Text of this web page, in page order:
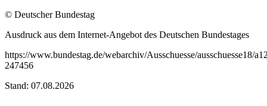
© Deutscher Bundestag
Ausdruck aus dem Internet-Angebot des Deutschen Bundestages
https://www.bundestag.de/webarchiv/Ausschuesse/ausschuesse18/
247456
Stand: 07.08.2026